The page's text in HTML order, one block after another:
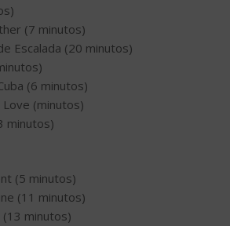
(7 minutos)
Escalada (20 minutos)
(6 minutos)
(minutos)
minutos)
(5 minutos)
(11 minutos)
minutos)